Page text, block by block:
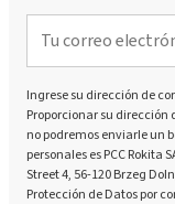
Ingrese su dirección de
Proporcionar su dirección
no podremos enviarle un
personales es PCC
Street 4, 56-120 Brzeg
Protección de Datos por